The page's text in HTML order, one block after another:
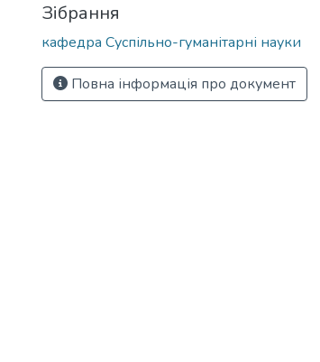
Зібрання
кафедра Суспільно-гуманітарні науки
Повна інформація про документ